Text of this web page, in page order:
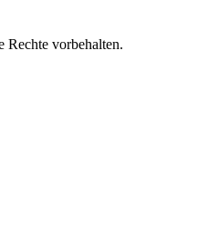
Rechte vorbehalten.